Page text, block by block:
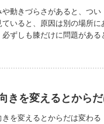
や動きづらさがあると、つ
ていると、原因は別の場所
必ずしも膝だけに問題があ
向きを変えるとから
きを変えるとからだは変わ